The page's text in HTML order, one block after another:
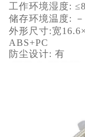
工作环境湿度:
储存环境温度:
外形尺寸:宽
ABS+PC
防尘设计: 有